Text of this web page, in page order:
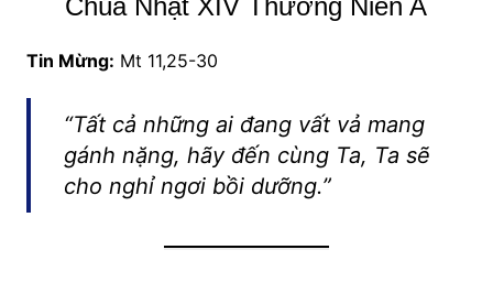
Chúa Nhật XIV Thường Niên A
Tin Mừng: Mt 11,25-30
“Tất cả những ai đang vất vả mang
gánh nặng, hãy đến cùng Ta, Ta sẽ
cho nghỉ ngơi bồi dưỡng.”